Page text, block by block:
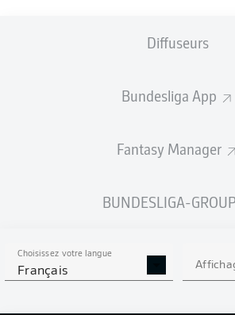
Diffuseurs
Bundesliga App
Fantasy Manager
BUNDESLIGA-GROUP
Choisissez votre langue
Français
STATS DE LA
2025/2026